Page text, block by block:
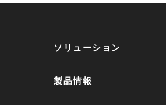
ソリューション
製品情報